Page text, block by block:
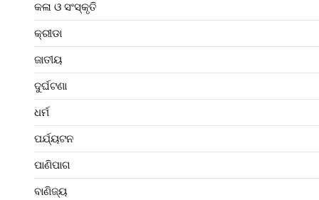
କଳା ଓ ସଂସ୍କୃତି
କ୍ରୀଡା
ଜାତୀୟ
ଦୁର୍ଘଟଣା
ଧର୍ମ
ପର୍ଯ୍ୟଟନ
ପାଣିପାଗ
ବାଣିଜ୍ୟ